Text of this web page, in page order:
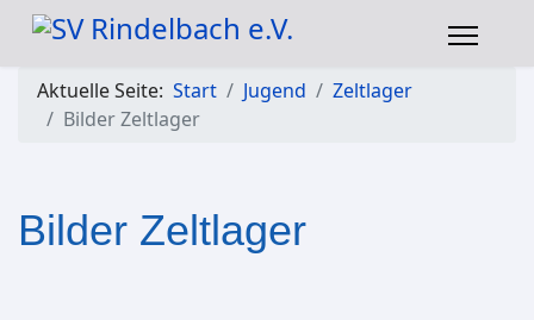
Aktuelle Seite: Start Jugend
Zeltlager
Bilder Zeltlager
Bilder Zeltlager